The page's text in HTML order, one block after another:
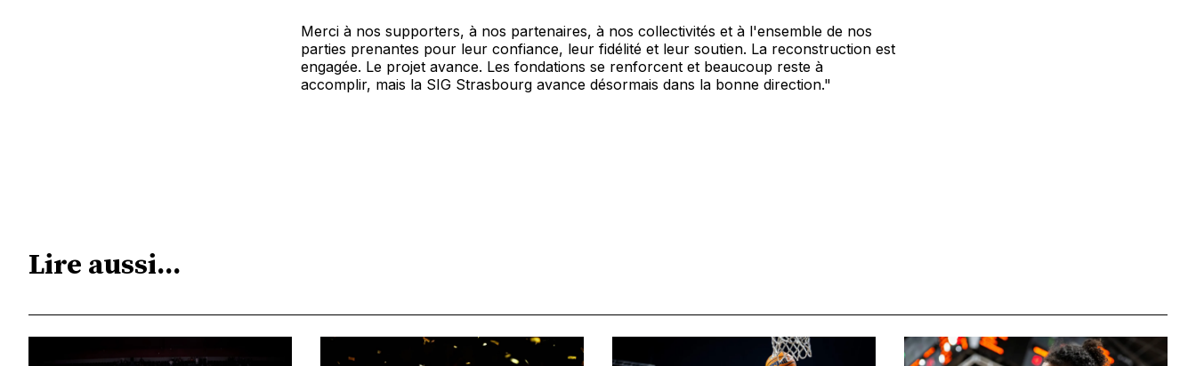
Merci à nos supporters, à nos partenaires, à nos collectivités et à l'ensemble de nos
parties prenantes pour leur confiance, leur fidélité et leur soutien. La reconstruction est
engagée. Le projet avance. Les fondations se renforcent et beaucoup reste à
accomplir, mais la SIG Strasbourg avance désormais dans la bonne direction."
Lire aussi...